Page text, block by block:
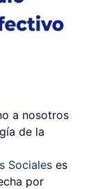
a nosotros
de la
Sociales es
por